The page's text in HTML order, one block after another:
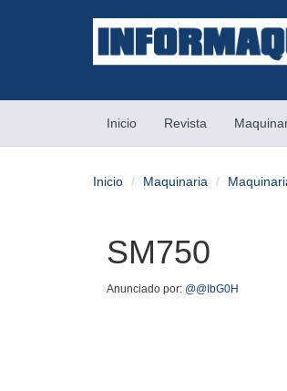
Inicio(current)Revista
Inicio Maquinaria
SM750
Anunciado por: @@IbG0H